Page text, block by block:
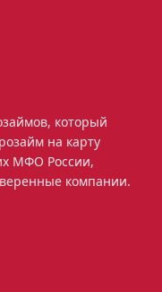
который
на карту
МФО России,
компании.